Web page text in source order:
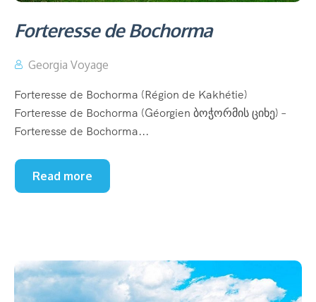
Forteresse de Bochorma
Georgia Voyage
Forteresse de Bochorma (Région de Kakhétie)
Forteresse de Bochorma (Géorgien ბოჭორმის ციხე) –
Forteresse de Bochorma...
Read more